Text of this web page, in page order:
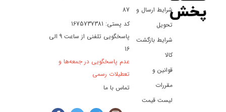
تفریح
شرایط ارسال و
تحویل
شرایط بازگشت
کالا
قوانین و
مقررات
لیست قیمت
87
کد پستی: 1675737381
پاسخگویی تلفنی از ساعت 9 الی
16
عدم پاسخگویی در جمعه‌ها و
تعطیلات رسمی
تماس با ما